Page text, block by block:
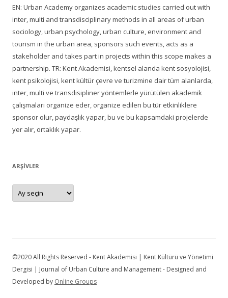
EN: Urban Academy organizes academic studies carried out with
inter, multi and transdisciplinary methods in all areas of urban
sociology, urban psychology, urban culture, environment and
tourism in the urban area, sponsors such events, acts as a
stakeholder and takes part in projects within this scope makes a
partnership. TR: Kent Akademisi, kentsel alanda kent sosyolojisi,
kent psikolojisi, kent kültür çevre ve turizmine dair tüm alanlarda,
inter, multi ve transdisipliner yöntemlerle yürütülen akademik
çalışmaları organize eder, organize edilen bu tür etkinliklere
sponsor olur, paydaşlık yapar, bu ve bu kapsamdaki projelerde
yer alır, ortaklık yapar.
ARŞIVLER
Arşivler
©2020 All Rights Reserved - Kent Akademisi | Kent Kültürü ve Yönetimi
Dergisi | Journal of Urban Culture and Management - Designed and
Developed by Online Groups